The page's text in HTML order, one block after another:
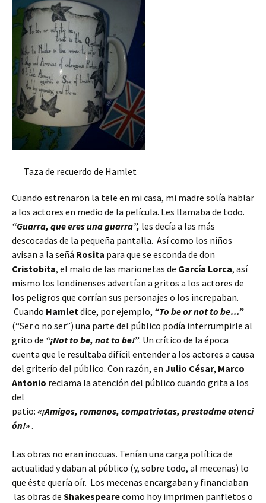
Taza de recuerdo de Hamlet
Cuando estrenaron la tele en mi casa, mi madre solía hablar
a los actores en medio de la película. Les llamaba de todo.
“Guarra, que eres una guarra”, les decía a las más
descocadas de la pequeña pantalla. Así como los niños
avisan a la señá Rosita para que se esconda de don
Cristobita, el malo de las marionetas de García Lorca, así
mismo los londinenses advertían a gritos a los actores de
los peligros que corrían sus personajes o los increpaban.
Cuando Hamlet dice, por ejemplo, “To be or not to be…”
(“Ser o no ser”) una parte del público podía interrumpirle al
grito de “¡Not to be, not to be!”. Un crítico de la época
cuenta que le resultaba difícil entender a los actores a causa
del griterío del público. Con razón, en Julio César, Marco
Antonio reclama la atención del público cuando grita a los
del
patio: «¡Amigos, romanos, compatriotas, prestadme atenci
ón!».
Las obras no eran inocuas. Tenían una carga política de
actualidad y daban al público (y, sobre todo, al mecenas) lo
que éste quería oír. Los mecenas encargaban y financiaban
las obras de Shakespearecomo hoy imprimen panfletos o